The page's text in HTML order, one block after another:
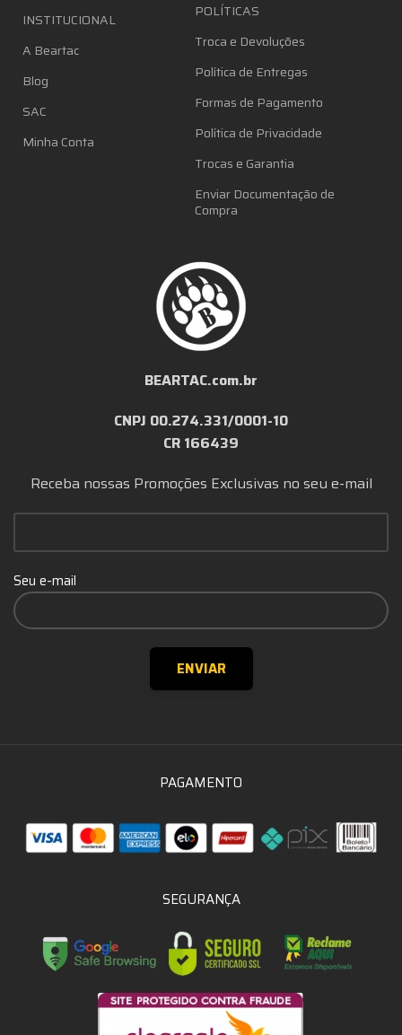
INSTITUCIONAL
A Beartac
Blog
SAC
Minha Conta
POLÍTICAS
Troca e Devoluções
Política de Entregas
Formas de Pagamento
Política de Privacidade
Trocas e Garantia
Enviar Documentação de
Compra
BEARTAC.com.br
CNPJ 00.274.331/0001-10
CR 166439
Receba nossas Promoções Exclusivas no seu e-mail
Seu e-mail
PAGAMENTO
SEGURANÇA